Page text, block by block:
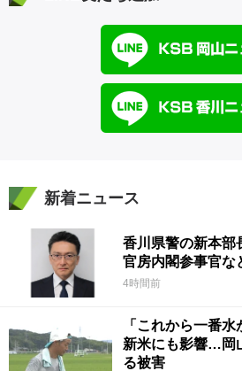
新着ニュース
香川県警の新本
官房内閣参事官な
4時間前
「これから一番
新米にも影響…岡
る被害